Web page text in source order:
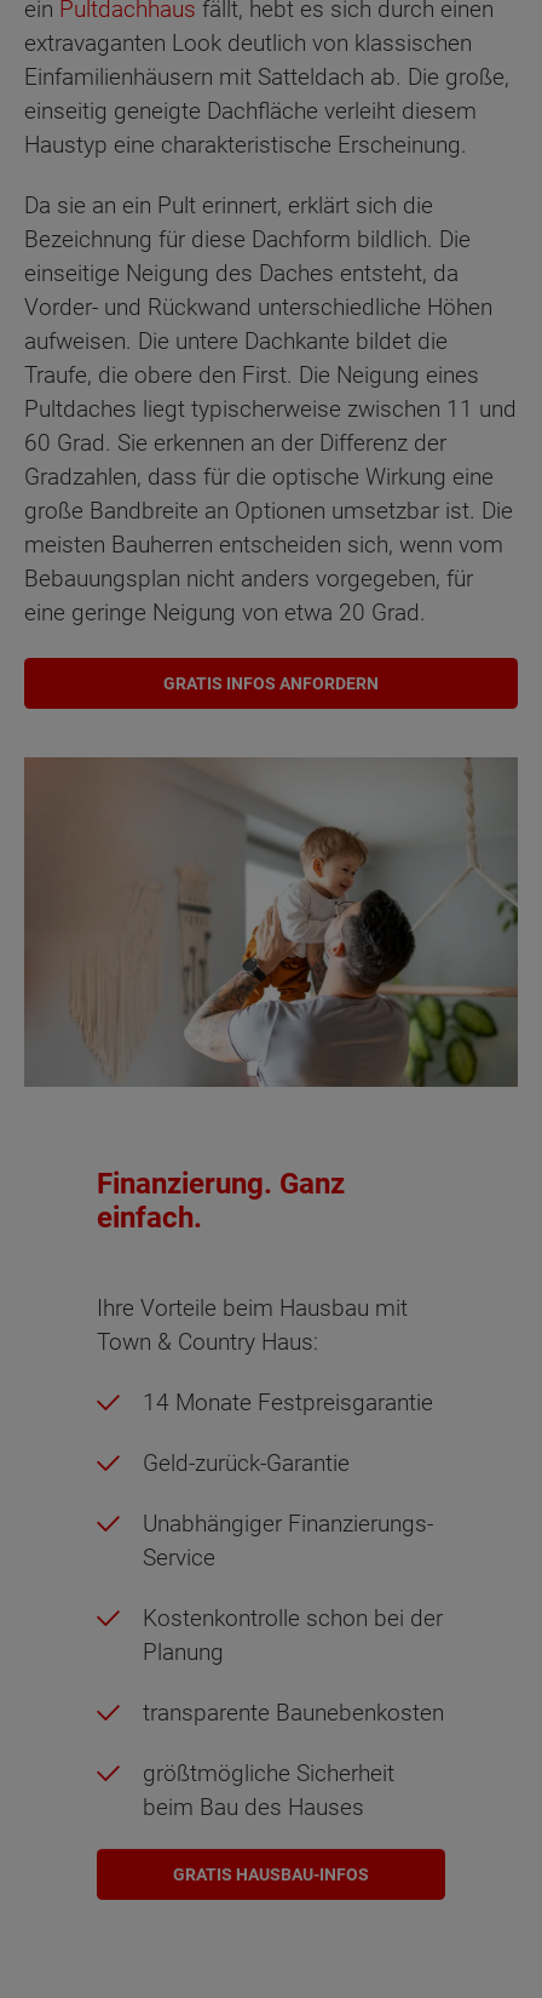
ein Pultdachhaus fällt, hebt es sich durch einen
extravaganten Look deutlich von klassischen
Einfamilienhäusern mit Satteldach ab. Die große,
einseitig geneigte Dachfläche verleiht diesem
Haustyp eine charakteristische Erscheinung.
Da sie an ein Pult erinnert, erklärt sich die
Bezeichnung für diese Dachform bildlich. Die
einseitige Neigung des Daches entsteht, da
Vorder- und Rückwand unterschiedliche Höhen
aufweisen. Die untere Dachkante bildet die
Traufe, die obere den First. Die Neigung eines
Pultdaches liegt typischerweise zwischen 11 und
60 Grad. Sie erkennen an der Differenz der
Gradzahlen, dass für die optische Wirkung eine
große Bandbreite an Optionen umsetzbar ist. Die
meisten Bauherren entscheiden sich, wenn vom
Bebauungsplan nicht anders vorgegeben, für
eine geringe Neigung von etwa 20 Grad.
GRATIS INFOS ANFORDERN
Finanzierung. Ganz
einfach.
Ihre Vorteile beim Hausbau mit
Town & Country Haus:
14 Monate Festpreisgarantie
Geld-zurück-Garantie
Unabhängiger Finanzierungs-
Service
Kostenkontrolle schon bei der
Planung
transparente Baunebenkosten
größtmögliche Sicherheit
beim Bau des Hauses
GRATIS HAUSBAU-INFOS